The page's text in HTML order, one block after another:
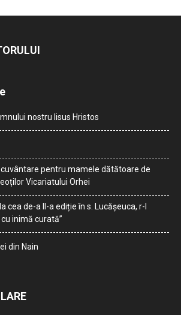
nostru Iisus Hristos
pentru mamele dătătoare de
Vicariatului Orhei
cea de-a II-a ediție în s. Lucășeuca, r-l
inimă curată”
din Nain